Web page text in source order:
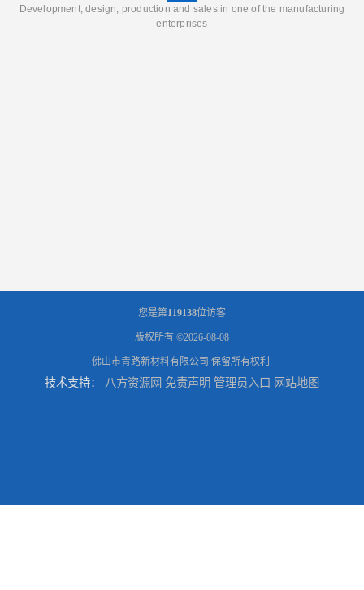
Development, design, production and sales in one of the manufacturing
enterprises
您是第119138位访客
版权所有 ©2026-08-08
佛山市青路新材料有限公司 保留所有权利.
技术支持： 八方资源网 免责声明 管理员入口 网站地图